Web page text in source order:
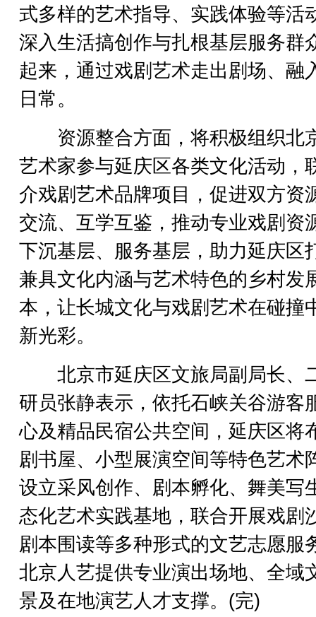
式多样的艺术指导、实践体验等活
深入生活搞创作与扎根基层服务群
起来，通过戏剧艺术走出剧场、融
日常。
资源整合方面，将积极组织北
艺术家参与延庆区各类文化活动，
介戏剧艺术品牌项目，促进双方资
交流、互学互鉴，推动专业戏剧资
下沉基层、服务基层，助力延庆区
兼具文化内涵与艺术特色的乡村发
本，让长城文化与戏剧艺术在碰撞
新光彩。
北京市延庆区文旅局副局长、
研员张静表示，依托石峡关谷游客
心及精品民宿公共空间，延庆区将
剧书屋、小型展演空间等特色艺术
设立采风创作、剧本孵化、舞美写
态化艺术实践基地，联合开展戏剧
剧本围读等多种形式的文艺志愿服
北京人艺提供专业演出场地、全域
景及在地演艺人才支撑。(完)